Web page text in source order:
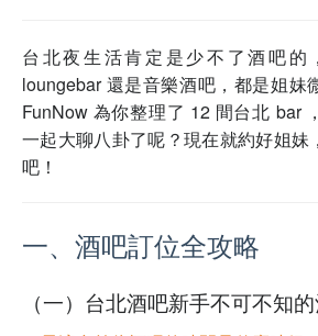
台北夜生活肯定是少不了酒吧的
loungebar 還是音樂酒吧，都是姐妹
FunNow 為你整理了 12 間台北 bar
一起大聊八卦了呢？現在就約好姐妹
吧！
一、 酒吧訂位全攻略
（一）台北酒吧新手不可不知